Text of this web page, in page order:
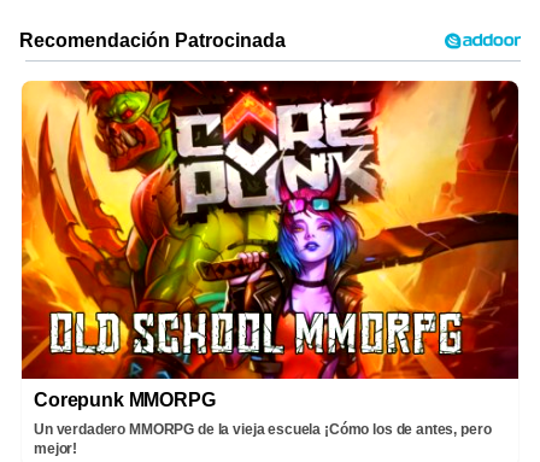
Corepunk MMORPG
Un verdadero MMORPG de la vieja escuela ¡Cómo los de antes, pero
mejor!